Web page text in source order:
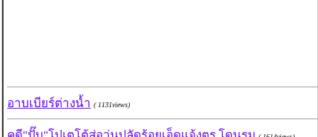
อาบเบียร์ต่างน้ำ ( 1131views)